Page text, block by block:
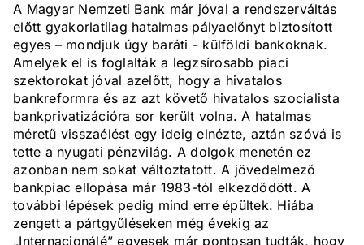
A Magyar Nemzeti Bank már jóval a rendszerváltás
előtt gyakorlatilag hatalmas pályaelőnyt biztosított
egyes – mondjuk úgy baráti - külföldi bankoknak.
Amelyek el is foglalták a legzsírosabb piaci
szektorokat jóval azelőtt, hogy a hivatalos
bankreformra és az azt követő hivatalos szocialista
bankprivatizációra sor került volna. A hatalmas
méretű visszaélést egy ideig elnézte, aztán szóvá is
tette a nyugati pénzvilág. A dolgok menetén ez
azonban nem sokat változtatott. A jövedelmező
bankpiac ellopása már 1983-tól elkezdődött. A
további lépések pedig mind erre épültek. Hiába
zengett a pártgyűléseken még évekig az
„Internacionálé” egyesek már pontosan tudták, hogy